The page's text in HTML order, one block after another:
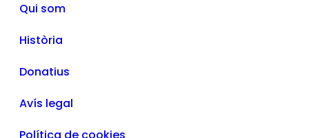
Qui som
Història
Donatius
Avís legal